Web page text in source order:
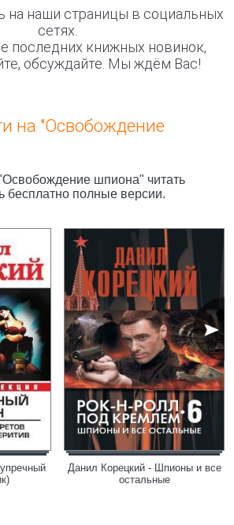
на наши страницы в социальных
сетях.
последних книжных новинок,
обсуждайте. Мы ждём Вас!
на "Освобождение
шпиона" читать
бесплатно полные версии.
Данил Корецкий - Шпионы и все
остальные